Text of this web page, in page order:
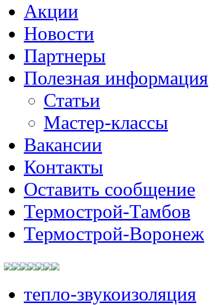
Акции
Новости
Партнеры
Полезная информация
Статьи
Мастер-классы
Вакансии
Контакты
Оставить сообщение
Термострой-Тамбов
Термострой-Воронеж
тепло-звукоизоляция